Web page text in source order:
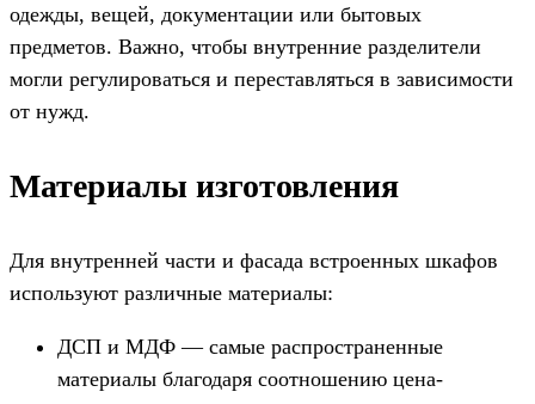
одежды, вещей, документации или бытовых
предметов. Важно, чтобы внутренние разделители
могли регулироваться и переставляться в зависимости
от нужд.
Материалы изготовления
Для внутренней части и фасада встроенных шкафов
используют различные материалы:
ДСП и МДФ — самые распространенные
материалы благодаря соотношению цена-